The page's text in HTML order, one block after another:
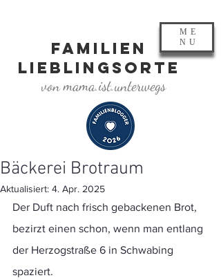
FAMILIEN
LIEBLINGSORTE
von mama.ist.unterwegs
ME
NU
Bäckerei Brotraum
Aktualisiert: 4. Apr. 2025
Der Duft nach frisch gebackenen Brot,
bezirzt einen schon, wenn man entlang
der Herzogstraße 6 in Schwabing
spaziert.